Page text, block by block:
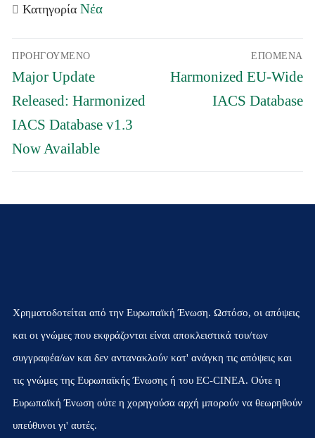
ΚατηγορίαΝέα
άρθρων
ΠΡΟΗΓΟΎΜΕΝΟ
Προηγούμενο
άρθρο:
Major Update
Released: Harmonized
IACS Database v1.3
Now Available
ΕΠΌΜΕΝΑ
Επόμενο
Harmonized EU-Wide
IACS Database
Χρηματοδοτείται από την Ευρωπαϊκή Ένωση. Ωστόσο, οι απόψεις
και οι γνώμες που εκφράζονται είναι αποκλειστικά του/των
συγγραφέα/ων και δεν αντανακλούν κατ' ανάγκη τις απόψεις και
τις γνώμες της Ευρωπαϊκής Ένωσης ή του EC-CINEA. Ούτε η
Ευρωπαϊκή Ένωση ούτε η χορηγούσα αρχή μπορούν να θεωρηθούν
υπεύθυνοι γι' αυτές.